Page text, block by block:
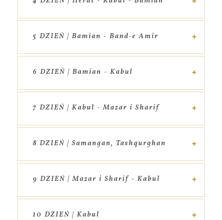
5 DZIEŃ | Bamian - Band-e Amir
6 DZIEŃ | Bamian - Kabul
7 DZIEŃ | Kabul - Mazar i Sharif
8 DZIEŃ | Samangan, Tashqurghan
9 DZIEŃ | Mazar i Sharif - Kabul
10 DZIEŃ | Kabul